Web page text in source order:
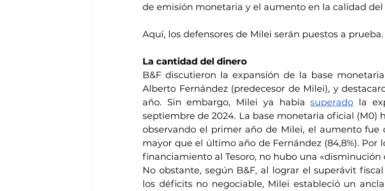
de emisión monetaria y el aumento en la calidad
Aquí, los defensores de Milei serán puestos a prueba.
La cantidad del dinero
B&F discutieron la expansión de la base
Alberto Fernández (predecesor de Milei), y
año. Sin embargo, Milei ya había superado la
septiembre de 2024. La base monetaria oficial (M0)
observando el primer año de Milei, el aumento fue
mayor que el último año de Fernández (84,8%). Por
financiamiento al Tesoro, no hubo una «disminución
No obstante, según B&F, al lograr el superávit
los déficits no negociable, Milei estableció un